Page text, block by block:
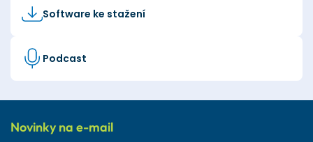
Software ke stažení
Podcast
Novinky na e-mail